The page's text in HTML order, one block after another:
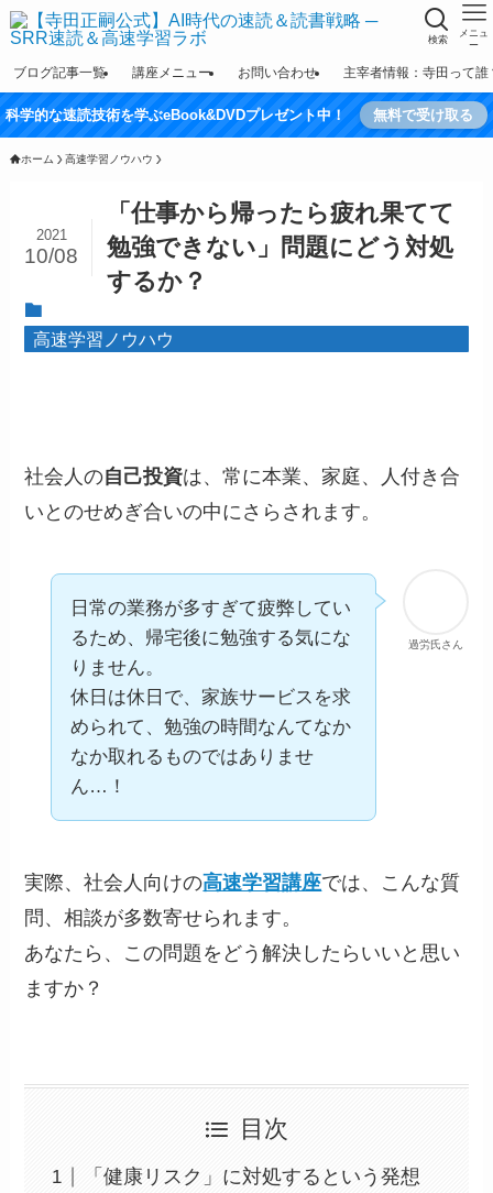
検索
メニュ
ー
ブログ記事一覧 講座メニュー お問い合わせ 主宰者情報：寺田って誰
科学的な速読技術を学ぶeBook&DVDプレゼント中！ 無料で受け取る
ホーム 高速学習ノウハウ
「仕事から帰ったら疲れ果てて
勉強できない」問題にどう対処
するか？
2021
10/08
高速学習ノウハウ
社会人の自己投資は、常に本業、家庭、人付き合
いとのせめぎ合いの中にさらされます。
過労氏さん
日常の業務が多すぎて疲弊してい
るため、帰宅後に勉強する気にな
りません。
休日は休日で、家族サービスを求
められて、勉強の時間なんてなか
なか取れるものではありませ
ん…！
実際、社会人向けの高速学習講座では、こんな質
問、相談が多数寄せられます。
あなたら、この問題をどう解決したらいいと思い
ますか？
目次
「健康リスク」に対処するという発想